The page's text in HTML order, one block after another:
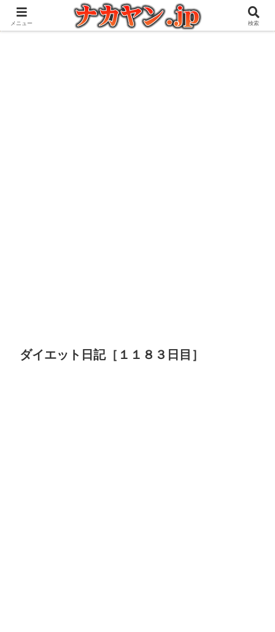
アウトドアとガジェット好きな管理人の愉快な日々を綴るブログ
ダイエット日記［１１８３日目］
メニュー 検索